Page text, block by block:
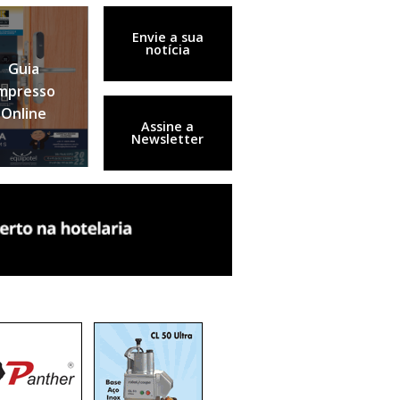
Guia
Online
Envie a sua
notícia
Assine a
Newsletter